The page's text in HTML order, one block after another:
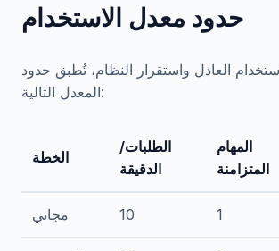
حدود معدل الاستخدام
العادل واستقرار النظام، تُطبق حدود
المعدل التالية:
الخطة
الطلبات/
الدقيقة
المهام
المتزامنة
مجاني 10 1